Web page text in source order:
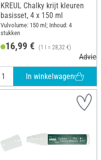
KREUL Chalky krijt kleuren
basisset, 4 x 150 ml
Vulvolume: 150 ml; Inhoud: 4
stukken
16,99 € (1 l = 28,32 €)
In winkelwagen